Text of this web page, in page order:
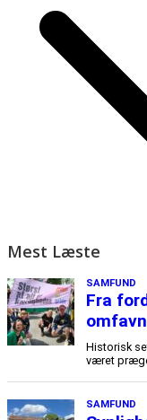
Mest Læste